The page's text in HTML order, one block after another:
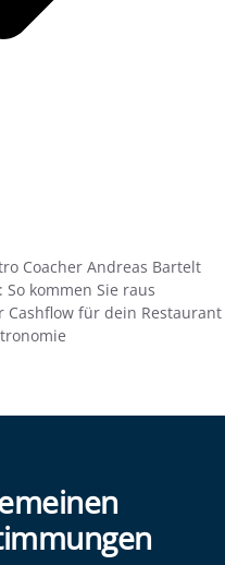
Coacher Andreas Bartelt
kommen Sie raus
Cashflow für dein Restaurant